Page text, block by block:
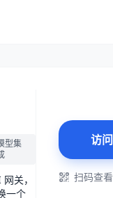
型集
关，
一个
访
扫码查看